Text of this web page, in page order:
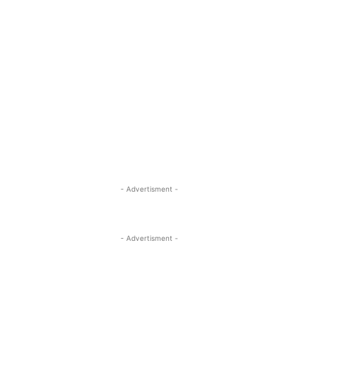
- Advertisment -
- Advertisment -